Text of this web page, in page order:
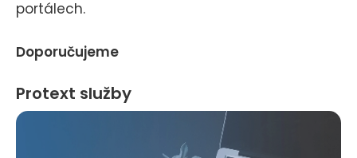
portálech.
Doporučujeme
Protext služby